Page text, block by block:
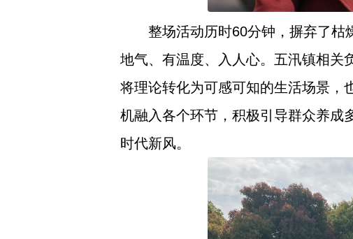
整场活动历时60分钟，摒弃了枯
地气、有温度、入人心。五汛镇相关
将理论转化为可感可知的生活场景，
机融入各个环节，积极引导群众养成
时代新风。